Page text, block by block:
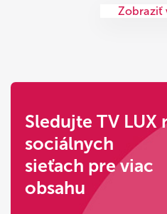
Zobraziť
Sledujte TV LUX
sociálnych
sieťach pre viac
obsahu